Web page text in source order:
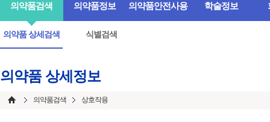
의약품검색
의약품 상세검색 식별검색
의약품정보 의약품안전사용 학술정보
의약품 상세정보
의약품검색 상호작용